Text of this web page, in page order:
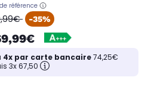
référence
-35%
4x par carte bancaire74,25€
3x 67,50